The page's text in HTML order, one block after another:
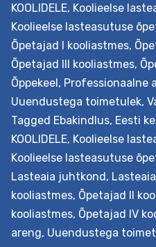
Eesmärk See
parasjagu muudatusi
ülevaadet, kuidas
suhtuvad ja kuivõrd
võimaldab mõista, kui
muutustele avatud, ja
vastumeelsed.
asutusele raport, mis
edasi liikumiseks.
readingMuutuste
vastuvõtlikkuse
mõõtmine
ja
KOOLIDELE, Koolieelse
Koolieelse lasteasutuse
Õpetajad I kooliastmes,
Õpetajad III kooliastmes,
Õppekeel, Professionaalne
Uuendustega toimetulek,
Tagged Ebakindlus, Eesti
KOOLIDELE, Koolieelse
Koolieelse lasteasutuse
Lasteaia juhtkond,
kooliastmes, Õpetajad II
kooliastmes, Õpetajad IV
areng, Uuendustega